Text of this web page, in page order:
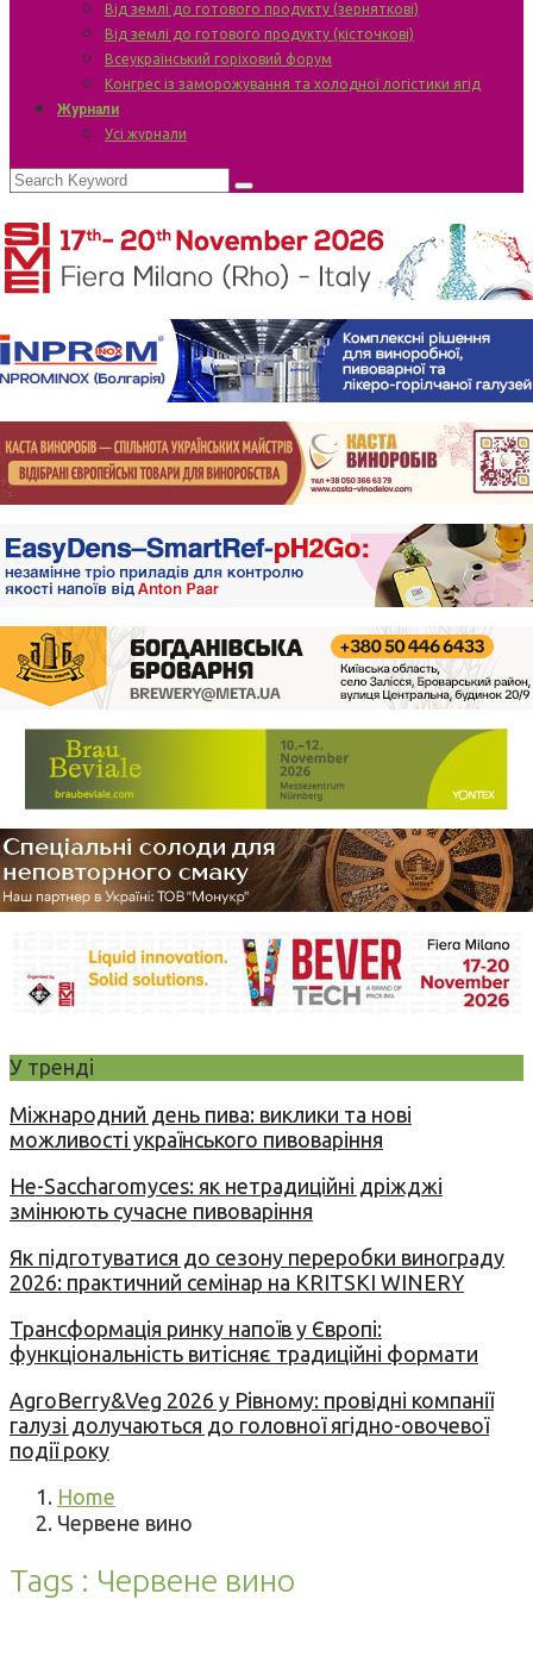
Від землі до готового продукту (зерняткові)
Від землі до готового продукту (кісточкові)
Всеукраїнський горіховий форум
Конгрес із заморожування та холодної логістики ягід
Журнали
Усі журнали
У тренді
Міжнародний день пива: виклики та нові
можливості українського пивоваріння
Не-Saccharomyces: як нетрадиційні дріжджі
змінюють сучасне пивоваріння
Як підготуватися до сезону переробки винограду
2026: практичний семінар на KRITSKI WINERY
Трансформація ринку напоїв у Європі:
функціональність витісняє традиційні формати
AgroBerry&Veg 2026 у Рівному: провідні компанії
галузі долучаються до головної ягідно-овочевої
події року
Home
Червене вино
Tags : Червене вино